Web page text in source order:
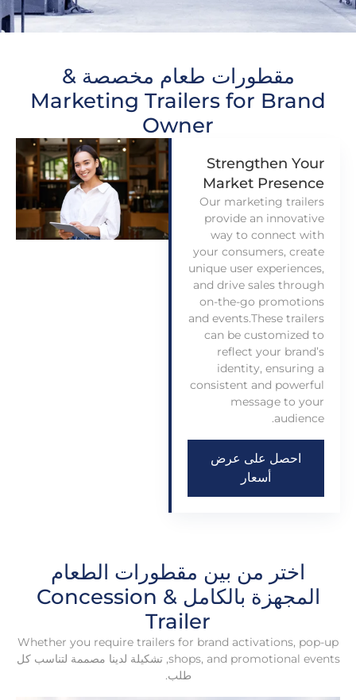
مقطورات طعام مخصصة &
Marketing Trailers for Brand
Owner
Strengthen Your
Market Presence
Our marketing trailers
provide an innovative
way to connect with
your consumers, create
unique user experiences,
and drive sales through
on-the-go promotions
and events.These trailers
can be customized to
reflect your brand’s
identity, ensuring a
consistent and powerful
message to your
audience
.
احصل على عرض
أسعار
اختر من بين مقطورات الطعام
المجهزة بالكامل & Concession
Trailer
Whether you require trailers for brand activations, pop-up
shops, and promotional events
, تشكيلة لدينا مصممة لتناسب كل
طلب.